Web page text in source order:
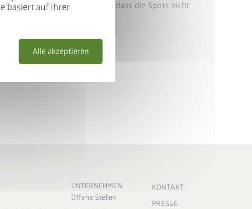
basiert auf Ihrer
Alle akzeptieren
Bitte beachten Sie, dass die Spots nicht
erweitert werden!
UNTERNEHMEN
Offene Stellen
KONTAKT
PRESSE